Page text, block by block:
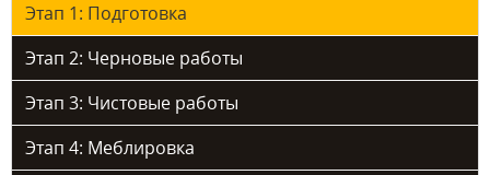
Этап 1: Подготовка
Этап 2: Черновые работы
Этап 3: Чистовые работы
Этап 4: Меблировка